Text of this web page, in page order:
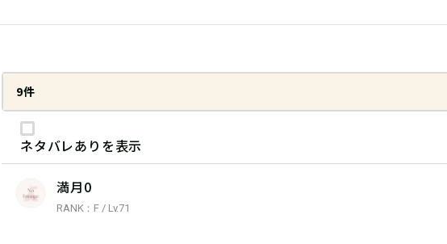
9件
ネタバレありを表示
満月0
RANK：F / Lv.71